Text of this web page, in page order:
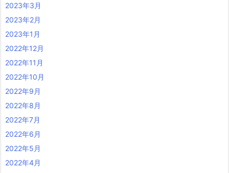
2023年3月
2023年2月
2023年1月
2022年12月
2022年11月
2022年10月
2022年9月
2022年8月
2022年7月
2022年6月
2022年5月
2022年4月